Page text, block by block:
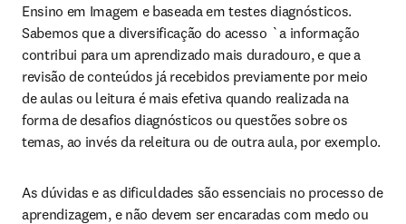
Ensino em Imagem e baseada em testes diagnósticos.
Sabemos que a diversificação do acesso `a informação
contribui para um aprendizado mais duradouro, e que a
revisão de conteúdos já recebidos previamente por meio
de aulas ou leitura é mais efetiva quando realizada na
forma de desafios diagnósticos ou questões sobre os
temas, ao invés da releitura ou de outra aula, por exemplo.
As dúvidas e as dificuldades são essenciais no processo de
aprendizagem, e não devem ser encaradas com medo ou